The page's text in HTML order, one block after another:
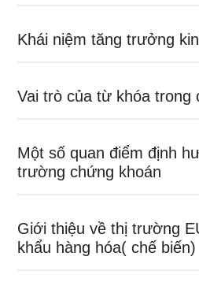
Khái niệm tăng trưởng
Vai trò của từ khóa trong
Một số quan điểm định
trường chứng khoán
Giới thiệu về thị trường
khẩu hàng hóa( chế biến)